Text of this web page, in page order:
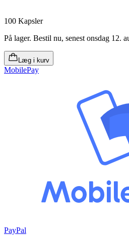
100 Kapsler
På lager. Bestil nu, senest onsdag 12.
Læg i kurv
MobilePay
PayPal